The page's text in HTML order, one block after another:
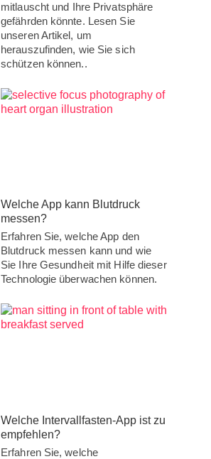
mitlauscht und Ihre Privatsphäre
gefährden könnte. Lesen Sie
unseren Artikel, um
herauszufinden, wie Sie sich
schützen können..
Welche App kann Blutdruck
messen?
Erfahren Sie, welche App den
Blutdruck messen kann und wie
Sie Ihre Gesundheit mit Hilfe dieser
Technologie überwachen können.
Welche Intervallfasten-App ist zu
empfehlen?
Erfahren Sie, welche